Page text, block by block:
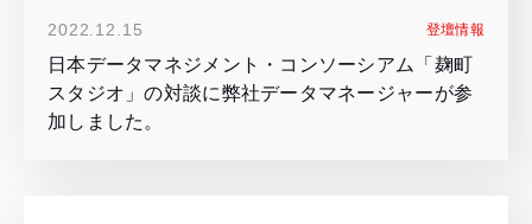
2022.12.15 登壇情報
日本データマネジメント・コンソーシアム「麹町
スタジオ」の対談に弊社データマネージャーが参
加しました。